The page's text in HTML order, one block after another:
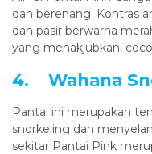
dan berenang. Kontras
dan pasir berwarna
yang menakjubkan,
4. Wahana
Pantai ini merupakan
snorkeling dan
sekitar Pantai Pink